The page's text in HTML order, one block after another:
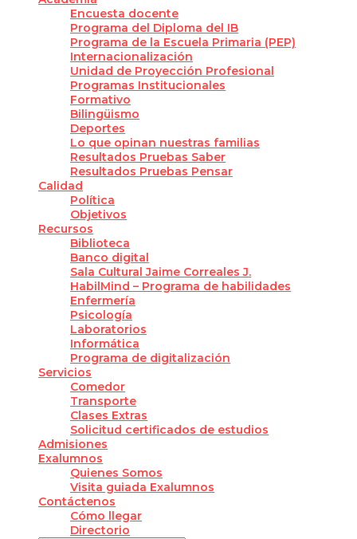
Encuesta docente
Programa del Diploma del IB
Programa de la Escuela Primaria (PEP)
Internacionalización
Unidad de Proyección Profesional
Programas Institucionales
Formativo
Bilingüismo
Deportes
Lo que opinan nuestras familias
Resultados Pruebas Saber
Resultados Pruebas Pensar
Calidad
Política
Objetivos
Recursos
Biblioteca
Banco digital
Sala Cultural Jaime Correales J.
HabilMind – Programa de habilidades
Enfermería
Psicología
Laboratorios
Informática
Programa de digitalización
Servicios
Comedor
Transporte
Clases Extras
Solicitud certificados de estudios
Admisiones
Exalumnos
Quienes Somos
Visita guiada Exalumnos
Contáctenos
Cómo llegar
Directorio